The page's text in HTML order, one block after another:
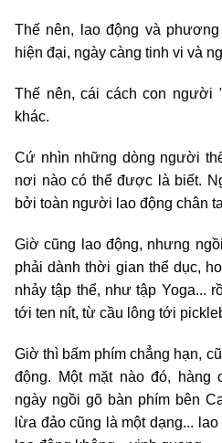
Thế nên, lao động và
hiện đại, ngày càng tinh vi và
Thế nên, cái cách con người
khác.
Cứ nhìn những dòng người
nơi nào có thể được là biết.
bởi toàn người lao động chân
Giờ cũng lao động, nhưng
phải dành thời gian thể dục,
nhảy tập thể, như tập Yoga...
tới ten nít, từ cầu lông tới
Giờ thì bấm phím chẳng hạn,
động. Một mặt nào đó, hàng
ngày ngồi gõ bàn phím bên
lừa đảo cũng là một dạng...